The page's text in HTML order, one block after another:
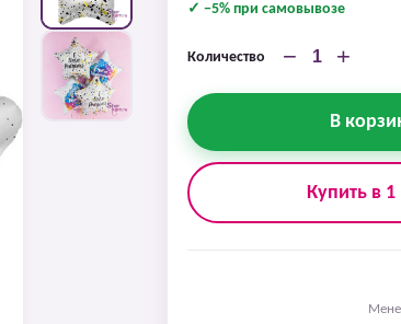
✓ −5% при самовывозе
Количество − +
В
Купить в 1